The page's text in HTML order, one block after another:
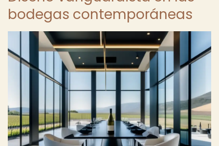
bodegas contemporáneas